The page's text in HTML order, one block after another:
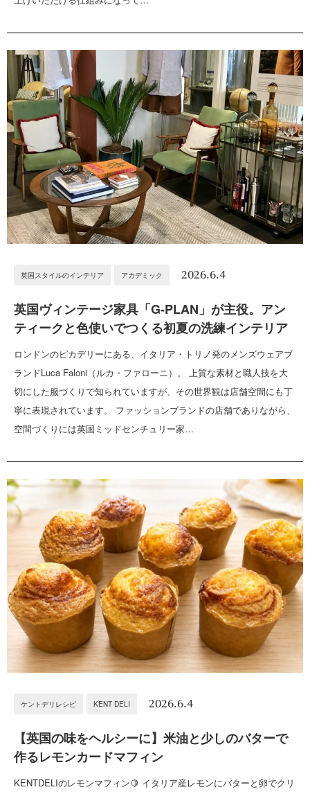
英国スタイルのインテリア アカデミック 2026.6.4
英国ヴィンテージ家具「G-PLAN」が主役。アン
ティークと色使いでつくる初夏の洗練インテリア
ロンドンのピカデリーにある、イタリア・トリノ発のメンズウェアブ
ランドLuca Faloni（ルカ・ファローニ）。 上質な素材と職人技を大
切にした服づくりで知られていますが、その世界観は店舗空間にも丁
寧に表現されています。 ファッションブランドの店舗でありながら、
空間づくりには英国ミッドセンチュリー家…
ケントデリレシピ KENT DELI 2026.6.4
【英国の味をヘルシーに】米油と少しのバターで
作るレモンカードマフィン
KENTDELIのレモンマフィン🍋 イタリア産レモンにバターと卵でクリ